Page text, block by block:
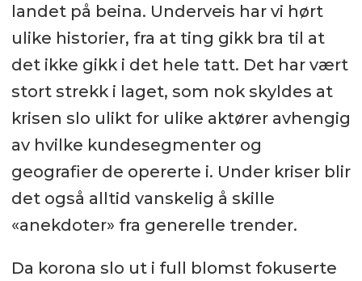
landet på beina. Underveis har vi hørt
ulike historier, fra at ting gikk bra til at
det ikke gikk i det hele tatt. Det har vært
stort strekk i laget, som nok skyldes at
krisen slo ulikt for ulike aktører avhengig
av hvilke kundesegmenter og
geografier de opererte i. Under kriser blir
det også alltid vanskelig å skille
«anekdoter» fra generelle trender.
Da korona slo ut i full blomst fokuserte